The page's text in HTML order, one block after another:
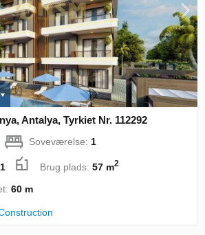
Antalya, Tyrkiet Nr. 112292
Soveværelse: 1
1 Brug plads:57 m2
60 m